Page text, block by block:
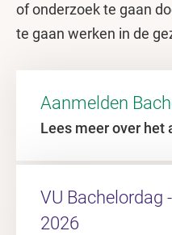
of onderzoek te gaan
te gaan werken in de
Aanmelden
Lees meer over het
VU Bachelordag
2026